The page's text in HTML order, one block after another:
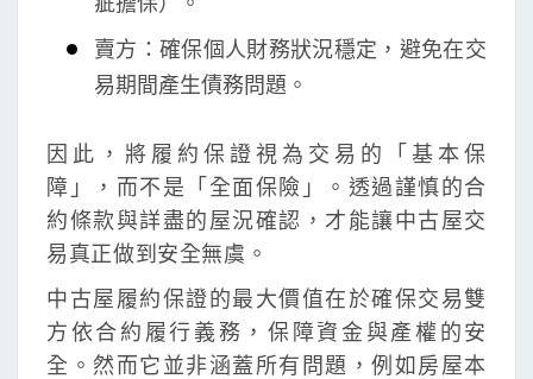
賣方：確保個人財務狀況穩定，避免在交
易期間產生債務問題。
因此，將履約保證視為交易的「基本保
障」，而不是「全面保險」。透過謹慎的合
約條款與詳盡的屋況確認，才能讓中古屋交
易真正做到安全無虞。
中古屋履約保證的最大價值在於確保交易雙
方依合約履行義務，保障資金與產權的安
全。然而它並非涵蓋所有問題，例如房屋本